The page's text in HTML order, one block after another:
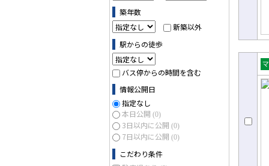
築年数
新築以外
駅からの徒歩
バス停からの時間を含む
情報公開日
指定なし
本日公開 (0)
3日以内に公開 (0)
7日以内に公開 (0)
こだわり条件